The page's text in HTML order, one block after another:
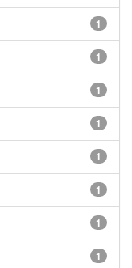
1
1
1
1
1
1
1
1